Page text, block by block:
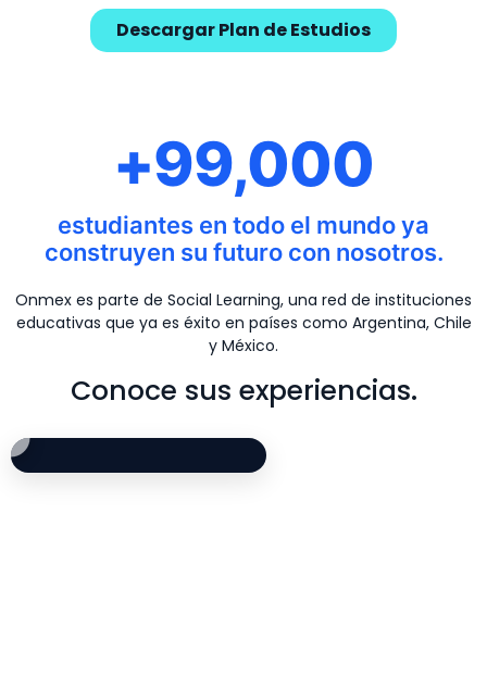
Descargar Plan de Estudios
+99,000
estudiantes en todo el mundo ya
construyen su futuro con nosotros.
Onmex es parte de Social Learning, una red de instituciones
educativas que ya es éxito en países como Argentina, Chile
y México.
Conoce sus experiencias.
Opinión de alumno de Marketing Digital: